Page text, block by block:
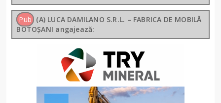
Pub (A) LUCA DAMILANO S.R.L. – FABRICA DE MOBILĂ
BOTOȘANI angajează: